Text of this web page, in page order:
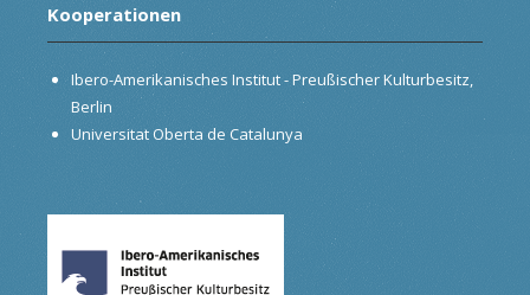
Kooperationen
Ibero-Amerikanisches Institut - Preußischer Kulturbesitz,
Berlin
Universitat Oberta de Catalunya